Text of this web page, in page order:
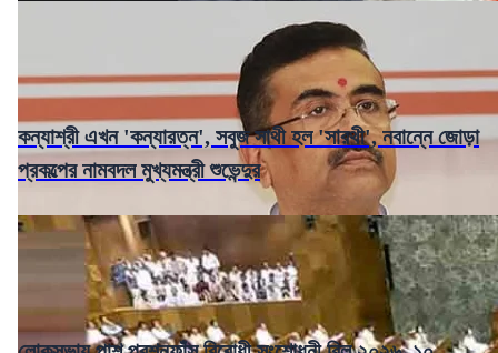
কন্যাশ্রী এখন 'কন্যারত্ন', সবুজ সাথী হল 'সারথী', নবান্নে জোড়া
প্রকল্পের নামবদল মুখ্যমন্ত্রী শুভেন্দুর